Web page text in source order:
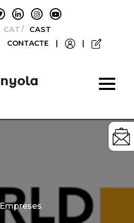
CATALÀCASTELLANO
CONTACTE | |
Categories
Empreses